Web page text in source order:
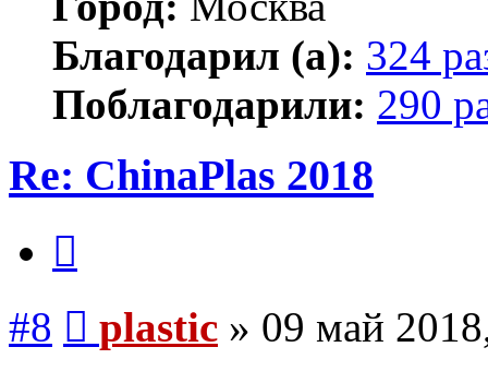
Благодарил (а): 324
Поблагодарили: 290
Re: ChinaPlas 2018
#8 plastic » 09 май